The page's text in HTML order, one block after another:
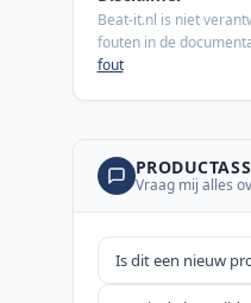
Beat-it.nl is niet
fouten in de
fout
Vraag mij alles
Is dit een nieuw